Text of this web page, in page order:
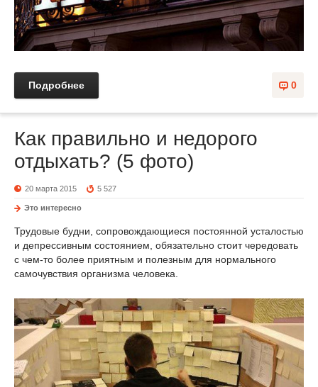
0
Подробнее
Как правильно и недорого
отдыхать? (5 фото)
20 марта 2015 5 527
Это интересно
Трудовые будни, сопровождающиеся постоянной усталостью
и депрессивным состоянием, обязательно стоит чередовать
с чем-то более приятным и полезным для нормального
самочувствия организма человека.